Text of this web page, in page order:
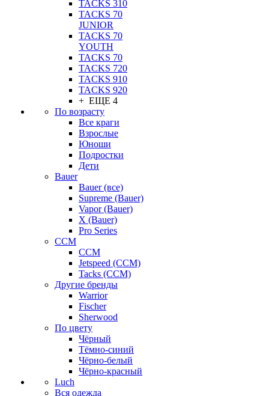
TACKS 310
TACKS 70
JUNIOR
TACKS 70
YOUTH
TACKS 70
TACKS 720
TACKS 910
TACKS 920
+ ЕЩЕ 4
По возрасту
Все краги
Взрослые
Юноши
Подростки
Дети
Bauer
Bauer (все)
Supreme (Bauer)
Vapor (Bauer)
X (Bauer)
Pro Series
CCM
CCM
Jetspeed (CCM)
Tacks (CCM)
Другие бренды
Warrior
Fischer
Sherwood
По цвету
Чёрный
Тёмно-синий
Чёрно-белый
Чёрно-красный
Luch
Вся одежда